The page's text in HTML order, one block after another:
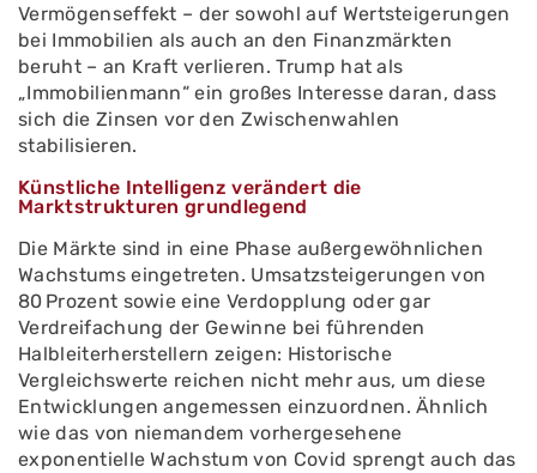
Vermögenseffekt – der sowohl auf Wertsteigerungen
bei Immobilien als auch an den Finanzmärkten
beruht – an Kraft verlieren. Trump hat als
„Immobilienmann“ ein großes Interesse daran, dass
sich die Zinsen vor den Zwischenwahlen
stabilisieren.
Künstliche Intelligenz verändert die
Marktstrukturen grundlegend
Die Märkte sind in eine Phase außergewöhnlichen
Wachstums eingetreten. Umsatzsteigerungen von
80 Prozent sowie eine Verdopplung oder gar
Verdreifachung der Gewinne bei führenden
Halbleiterherstellern zeigen: Historische
Vergleichswerte reichen nicht mehr aus, um diese
Entwicklungen angemessen einzuordnen. Ähnlich
wie das von niemandem vorhergesehene
exponentielle Wachstum von Covid sprengt auch das